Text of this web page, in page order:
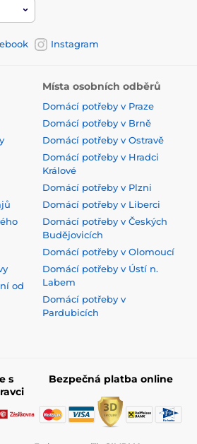
Instagram
od
Místa osobních odběrů
Domácí potřeby v Praze
Domácí potřeby v Brně
Domácí potřeby v Ostravě
Domácí potřeby v Hradci
Králové
Domácí potřeby v Plzni
Domácí potřeby v Liberci
Domácí potřeby v Českých
Budějovicích
Domácí potřeby v Olomoucí
Domácí potřeby v Ústí n.
Labem
Domácí potřeby v
Pardubicích
s
Bezpečná platba online